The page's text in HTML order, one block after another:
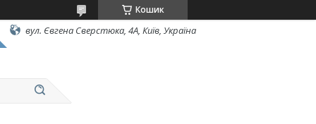
Кошик
вул. Євгена Сверстюка, 4А, Київ, Україна